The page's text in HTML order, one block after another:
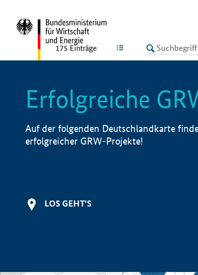
LISTE
175 Einträge
Erfolgreiche
Auf der folgenden Deutschlandkarte
erfolgreicher GRW-Projekte!
LOS GEHT'S